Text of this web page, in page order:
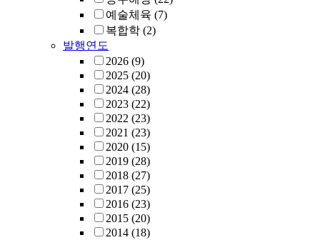
예술체육 (7)
복합학 (2)
발행연도
2026 (9)
2025 (20)
2024 (28)
2023 (22)
2022 (23)
2021 (23)
2020 (15)
2019 (28)
2018 (27)
2017 (25)
2016 (23)
2015 (20)
2014 (18)